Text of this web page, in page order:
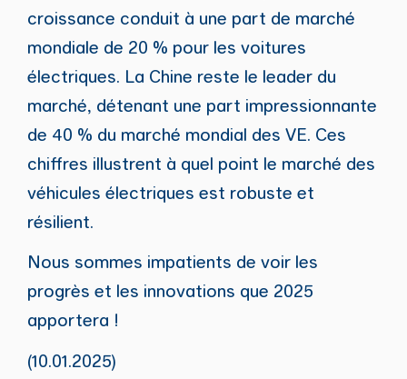
croissance conduit à une part de marché
mondiale de 20 % pour les voitures
électriques. La Chine reste le leader du
marché, détenant une part impressionnante
de 40 % du marché mondial des VE. Ces
chiffres illustrent à quel point le marché des
véhicules électriques est robuste et
résilient.
Nous sommes impatients de voir les
progrès et les innovations que 2025
apportera !
(10.01.2025)